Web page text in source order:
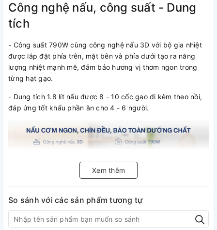
Công nghệ nấu, công suất - Dung
tích
- Công suất 790W cùng công nghệ nấu 3D với bộ gia nhiệt
được lắp đặt phía trên, mặt bên và phía dưới tạo ra năng
lượng nhiệt mạnh mẽ, đảm bảo hương vị thơm ngon trong
từng hạt gạo.
- Dung tích 1.8 lít nấu được 8 - 10 cốc gạo đi kèm theo nồi,
đáp ứng tốt khẩu phần ăn cho 4 - 6 người.
Xem thêm
So sánh với các sản phẩm tương tự